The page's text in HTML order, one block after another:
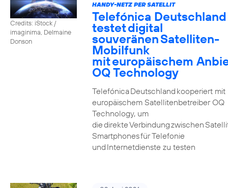
Credits: iStock /
imaginima, Delmaine
Donson
HANDY-NETZ PER SATELLIT
Telefónica Deutschland
testet digital
souveränen Satelliten-
Mobilfunk
mit europäischem
OQ Technology
Telefónica Deutschland kooperiert mit
europäischem Satellitenbetreiber OQ
Technology, um
die direkte Verbindung zwischen
Smartphones für Telefonie
und Internetdienste zu testen